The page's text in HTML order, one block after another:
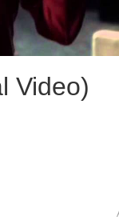
Video)